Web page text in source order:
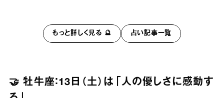
もっと詳しく見る 🔮 占い記事一覧
🤝 牡牛座：13日（土）は「人の優しさに感動す